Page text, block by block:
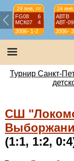
24 янв, пт
FG08
6
МСК07
4
2006-
07
1-2
24
АВТВ
АВТ-
2006-
07
Турнир Санкт-
СШ
(1:1, 1:2,